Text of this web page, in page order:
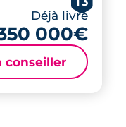
Déjà livré
000€
conseiller